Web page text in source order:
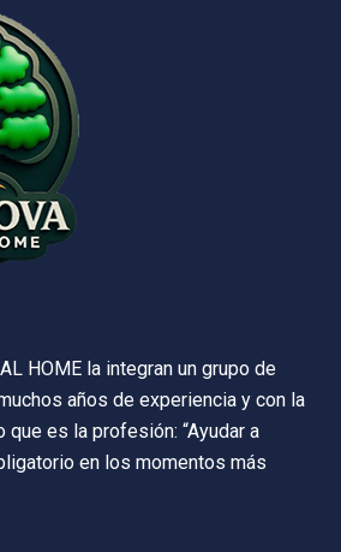
HOME la integran un grupo de
años de experiencia y con la
que es la profesión: “Ayudar a
en los momentos más